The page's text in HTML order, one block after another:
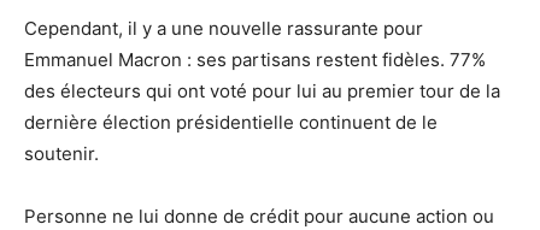
Cependant, il y a une nouvelle rassurante pour
Emmanuel Macron : ses partisans restent fidèles. 77%
des électeurs qui ont voté pour lui au premier tour de la
dernière élection présidentielle continuent de le
soutenir.
Personne ne lui donne de crédit pour aucune action ou